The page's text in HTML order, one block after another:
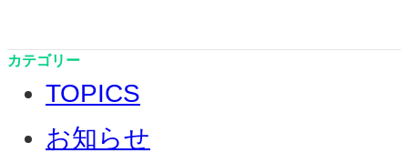
カテゴリー
TOPICS
お知らせ